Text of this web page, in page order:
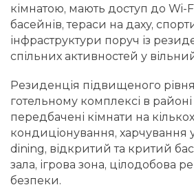
кімнатою, мають доступ до Wi-
басейнів, тераси на даху,
інфраструктури поруч із
спільних активностей у
Резиденція підвищеного
готельному комплексі в
передбачені кімнати на
кондиціонування, харчування
dining, відкритий та критий
зала, ігрова зона, цілодобова
безпеки.